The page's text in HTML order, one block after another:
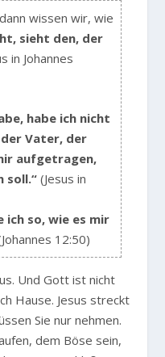
wissen wir, wie
sieht den, der
in Johannes
habe ich nicht
Vater, der
aufgetragen,
soll.“(Jesus in
ich so, wie es mir
12:50)
Und Gott ist nicht
Hause. Jesus streckt
Sie nur nehmen.
dem Böse sein,